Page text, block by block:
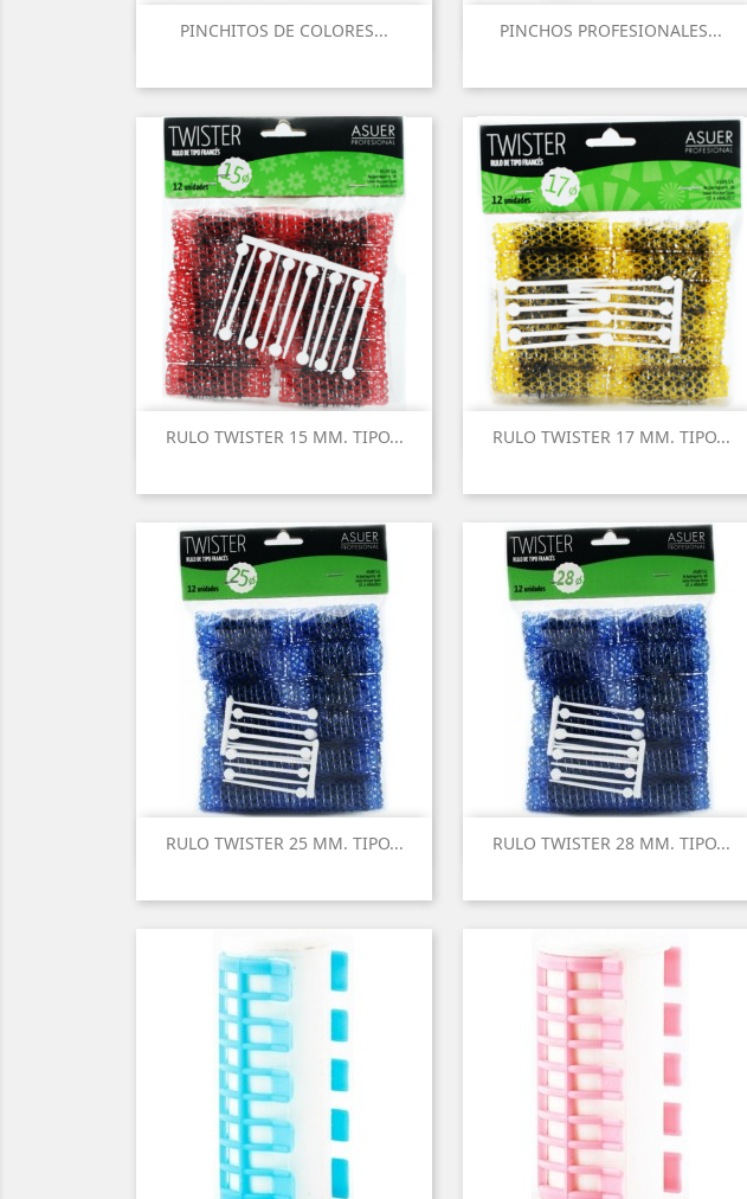
PINCHITOS DE COLORES... PINCHOS PROFESIONALES...
RULO TWISTER 15 MM. TIPO... RULO TWISTER 17 MM. TIPO...
RULO TWISTER 25 MM. TIPO... RULO TWISTER 28 MM. TIPO...